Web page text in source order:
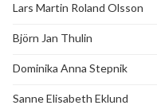
Lars Martin Roland Olsson
Björn Jan Thulin
Dominika Anna Stepnik
Sanne Elisabeth Eklund